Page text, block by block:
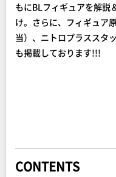
もにBLフィギュアを解説
け。さらに、フィギュア
当）、ニトロプラススタ
も掲載しております!!!
CONTENTS